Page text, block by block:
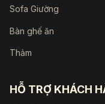
Sofa Giường
Bàn ghế ăn
Thảm
HỖ TRỢ KHÁCH